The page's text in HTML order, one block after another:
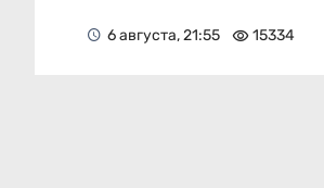
6 августа, 21:55 15334